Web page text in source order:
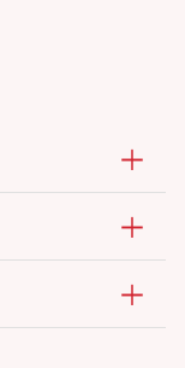
将来的に希望が